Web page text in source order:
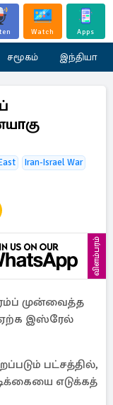
Watch Apps
சமூகம் இந்தியா
Iran-Israel War
விளம்பரம்
முன்வைத்த
ஏற்க இஸ்ரேல்
பட்சத்தில்,
எடுக்கத்